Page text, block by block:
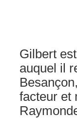
Gilbert
auquel il
facteur et